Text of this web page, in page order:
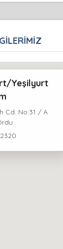
Yeşilyurt
Cd. No:31 / A